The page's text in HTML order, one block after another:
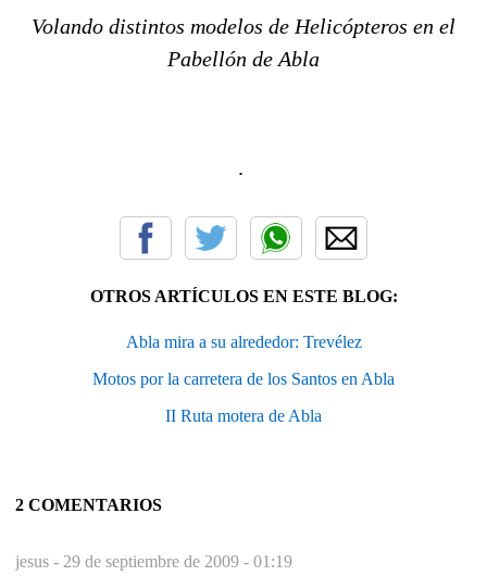
Volando distintos modelos de Helicópteros en el
Pabellón de Abla
.
OTROS ARTÍCULOS EN ESTE BLOG:
Abla mira a su alrededor: Trevélez
Motos por la carretera de los Santos en Abla
II Ruta motera de Abla
2 COMENTARIOS
jesus - 29 de septiembre de 2009 - 01:19